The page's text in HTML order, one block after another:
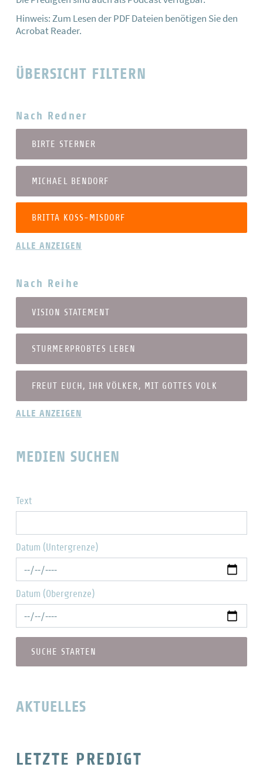
Hinweis: Zum Lesen der PDF Dateien benötigen Sie den
Acrobat Reader.
ÜBERSICHT FILTERN
Nach Redner
BIRTE STERNER
MICHAEL BENDORF
BRITTA KOSS-MISDORF
ALLE ANZEIGEN
Nach Reihe
VISION STATEMENT
STURMERPROBTES LEBEN
FREUT EUCH, IHR VÖLKER, MIT GOTTES VOLK
ALLE ANZEIGEN
MEDIEN SUCHEN
Text
Datum (Untergrenze)
Datum (Obergrenze)
AKTUELLES
LETZTE PREDIGT